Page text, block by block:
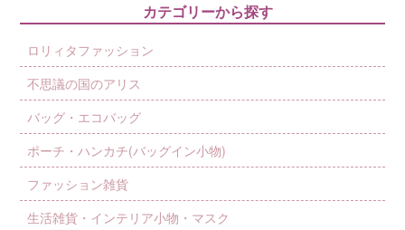
カテゴリーから探す
ロリィタファッション
不思議の国のアリス
バッグ・エコバッグ
ポーチ・ハンカチ(バッグイン小物)
ファッション雑貨
生活雑貨・インテリア小物・マスク